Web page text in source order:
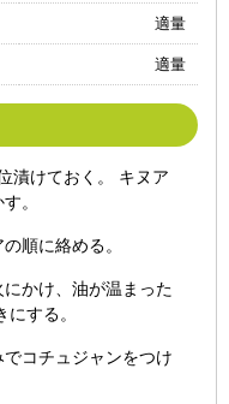
適量
適量
漬けておく。 キヌア
。
順に絡める。
かけ、油が温まった
する。
コチュジャンをつけ